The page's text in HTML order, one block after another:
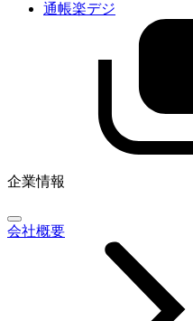
通帳楽デジ
企業情報
会社概要